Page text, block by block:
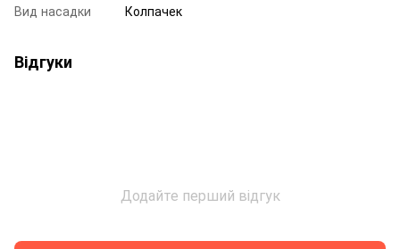
Вид насадки
Колпачек
Відгуки
Додайте перший відгук